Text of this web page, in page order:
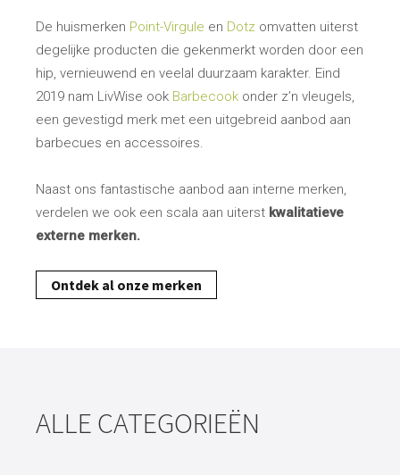
De huismerken Point-Virgule en Dotz omvatten uiterst
degelijke producten die gekenmerkt worden door een
hip, vernieuwend en veelal duurzaam karakter. Eind
2019 nam LivWise ook Barbecook onder z’n vleugels,
een gevestigd merk met een uitgebreid aanbod aan
barbecues en accessoires.
Naast ons fantastische aanbod aan interne merken,
verdelen we ook een scala aan uiterst kwalitatieve
externe merken.
Ontdek al onze merken
ALLE CATEGORIEËN